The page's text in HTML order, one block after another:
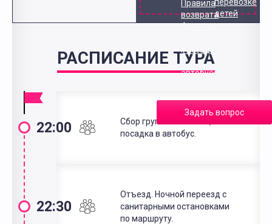
Правила
возврата
билетов
Рассадка
автобусе
детей
Задать вопрос
РАСПИСАНИЕ ТУРА
22:00
Сбор группы в Москве,
посадка в автобус.
22:30
Отъезд. Ночной переезд с
санитарными остановками
по маршруту.